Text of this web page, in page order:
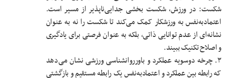
شکست: در ورزش، شکست بخشی جدایی‌ناپذیر از مسیر است.
اعتمادبه‌نفس به ورزشکار کمک می‌کند تا شکست را نه به عنوان
نشانه‌ای از عدم توانایی ذاتی، بلکه به عنوان فرصتی برای یادگیری
و اصلاح تکنیک ببیند.
۳. چرخه دوسویه عملکرد و باور
روانشناسی ورزشی نشان می‌دهد
که رابطه بین عملکرد و اعتمادبه‌نفس یک رابطه مستقیم و بازگشتی